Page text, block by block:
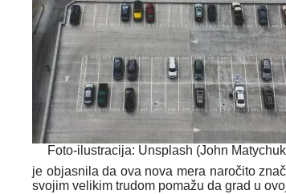
Foto-ilustracija: Unsplash (John
je objasnila da ova nova mera naročito
svojim velikim trudom pomažu da grad u